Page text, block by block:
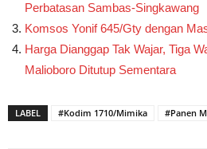
Perbatasan Sambas-Singkawang
Komsos Yonif 645/Gty dengan
Harga Dianggap Tak Wajar, Tiga
Malioboro Ditutup Sementara
LABEL #Kodim 1710/Mimika #Panen